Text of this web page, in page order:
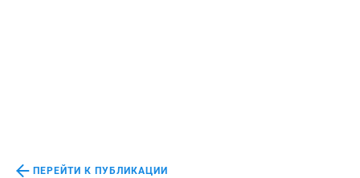
ПЕРЕЙТИ К ПУБЛИКАЦИИ